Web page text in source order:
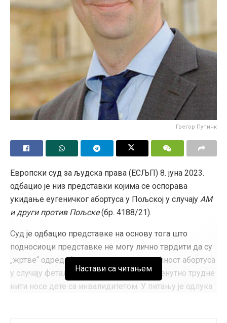
Грегор Пупинк
Европски суд за људска права (ЕСЉП) 8. јуна 2023.
одбацио је низ представки којима се оспорава
укидање еугеничког абортуса у Пољској у случају АМ
и други против Пољске(бр. 4188/21).
Суд је одбацио представке на основу тога што
подносиоци представке не могу лично тврдити да су
„жртве“ одредаба којима се укида могућност абортуса
у случају феталне аномалије, јер нису тренутно трудне
нити носе дете са инвалидитетом. У питању је одлука
Настави са читањем